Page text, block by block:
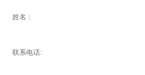
姓名：
联系电话: